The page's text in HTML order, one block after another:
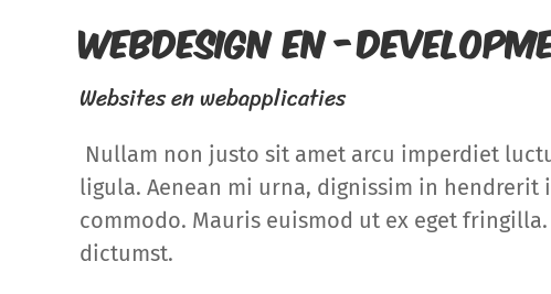
Webdesign en -
Websites en webapplicaties
Nullam non justo sit amet arcu imperdiet
ligula. Aenean mi urna, dignissim in
commodo. Mauris euismod ut ex eget
dictumst.